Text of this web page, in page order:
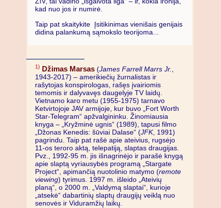
kad nuo jos ir numirė.
Taip pat skaitykite Įsitikinimas vienišais genijais
didina palankumą sąmokslo teorijoma
1) Džimas Marsas (James Farrell Marrs Jr.
1943-2017) – amerikiečių žurnalistas ir
rašytojas konspirologas, rašęs įvairiomis
temomis ir dalyvavęs daugelyje TV laidų.
Vietnamo karo metu (1955-1975) tarnavo
Ketvirtojoje JAV armijoje, kur buvo „Fort Worth
Star-Telegram“ apžvalgininku. Žinomiausia
knyga – „Kryžminė ugnis“ (1989), tapusi filmo
„Džonas Kenedis: šūviai Dalase“ (JFK, 1991)
pagrindu. Taip pat rašė apie ateivius, rugsėjo
11-os teroro aktą, telepatiją, slaptas draugijas.
Pvz., 1992-95 m. jis išnagrinėjo ir parašė knygą
apie slaptą vyriausybės programą „Stargate
Project“, apimančią nuotolinio matymo (remote
viewing) tyrimus. 1997 m. išleido „Ateivių
planą“, o 2000 m. „Valdymą slaptai“, kurioje
„atsekė“ dabartinių slaptų draugijų veiklą nuo
senovės ir Viduramžių laikų.